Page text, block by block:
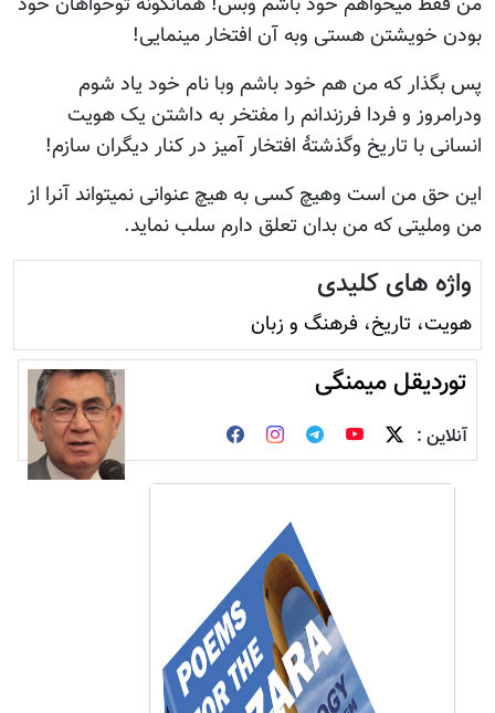
هستی وبه آن افتخار مینمایی!
که من هم خود باشم وبا نام خود یاد شوم
و فردا فرزندانم را مفتخر به داشتن یک هویت
با تاریخ وگذشتۀ افتخار آمیز در کنار دیگران سازم!
من است وهیچ کسی به هیچ عنوانی نمیتواند آنرا از
که من بدان تعلق دارم سلب نماید.
های کلیدی
تاريخ، فرهنگ و زبان
میمنگی